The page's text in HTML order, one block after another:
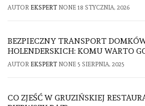
AUTOR EKSPERT NONE 18 STYCZNIA, 2026
BEZPIECZNY TRANSPORT
HOLENDERSKICH: KOMU WARTO
AUTOR EKSPERT NONE 5 SIERPNIA, 2025
CO ZJEŚĆ W GRUZIŃSKIEJ